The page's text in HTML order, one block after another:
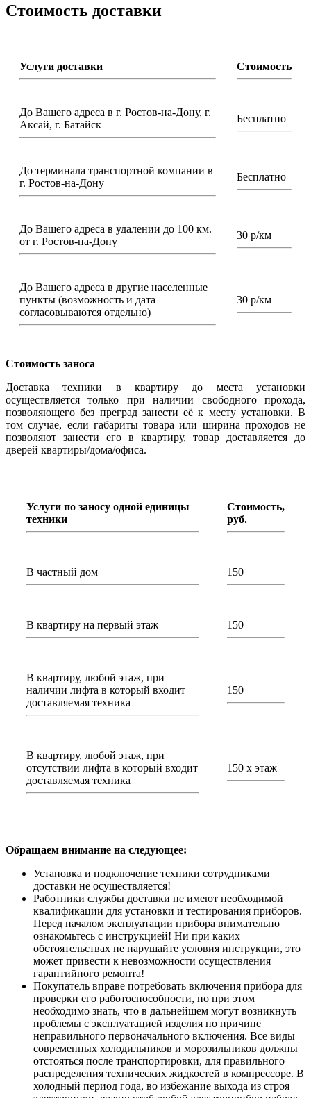
Стоимость доставки
Услуги доставки Стоимость
До Вашего адреса в г. Ростов-на-Дону, г.
Аксай, г. Батайск
Бесплатно
До терминала транспортной компании в
г. Ростов-на-Дону
Бесплатно
До Вашего адреса в удалении до 100 км.
от г. Ростов-на-Дону
30 р/км
До Вашего адреса в другие населенные
пункты (возможность и дата
согласовываются отдельно)
30 р/км
Стоимость заноса
Доставка техники в квартиру до места установки
осуществляется только при наличии свободного прохода,
позволяющего без преград занести её к месту установки. В
том случае, если габариты товара или ширина проходов не
позволяют занести его в квартиру, товар доставляется до
дверей квартиры/дома/офиса.
Услуги по заносу одной единицы
техники
Стоимость,
руб.
В частный дом 150
В квартиру на первый этаж 150
В квартиру, любой этаж, при
наличии лифта в который входит
доставляемая техника
150
В квартиру, любой этаж, при
отсутствии лифта в который входит
доставляемая техника
150 х этаж
Обращаем внимание на следующее:
Установка и подключение техники сотрудниками
доставки не осуществляется!
Работники службы доставки не имеют необходимой
квалификации для установки и тестирования приборов.
Перед началом эксплуатации прибора внимательно
ознакомьтесь с инструкцией! Ни при каких
обстоятельствах не нарушайте условия инструкции, это
может привести к невозможности осуществления
гарантийного ремонта!
Покупатель вправе потребовать включения прибора для
проверки его работоспособности, но при этом
необходимо знать, что в дальнейшем могут возникнуть
проблемы с эксплуатацией изделия по причине
неправильного первоначального включения. Все виды
современных холодильников и морозильников должны
отстояться после транспортировки, для правильного
распределения технических жидкостей в компрессоре. В
холодный период года, во избежание выхода из строя